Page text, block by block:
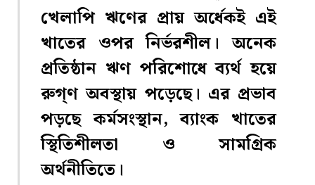
খেলাপি ঋণের প্রায় অর্ধেকই এই
খাতের ওপর নির্ভরশীল। অনেক
প্রতিষ্ঠান ঋণ পরিশোধে ব্যর্থ হয়ে
রুগ্‌ণ অবস্থায় পড়েছে। এর প্রভাব
পড়ছে কর্মসংস্থান, ব্যাংক খাতের
স্থিতিশীলতা ও সামগ্রিক
অর্থনীতিতে।